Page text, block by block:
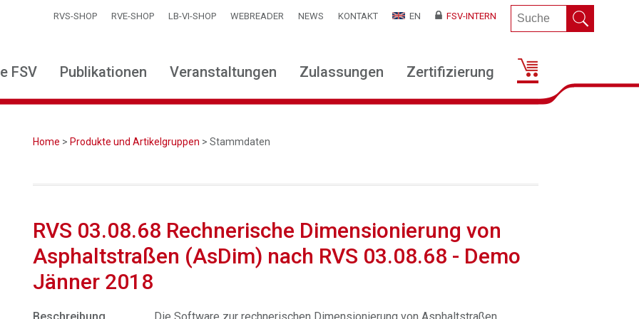
RVS-SHOP RVE-SHOP LB-VI-SHOP WEBREADER NEWS KONTAKT EN FSV-INTERN
FSV Publikationen Veranstaltungen Zulassungen Zertifizierung
Home > Produkte und Artikelgruppen > Stammdaten
RVS 03.08.68 Rechnerische Dimensionierung von
Asphaltstraßen (AsDim) nach RVS 03.08.68 - Demo
Jänner 2018